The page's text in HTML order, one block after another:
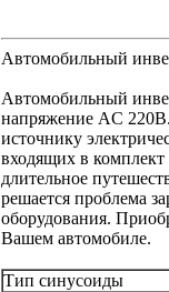
Автомобильный
Автомобильный
напряжение AC 220В.
источнику
входящих в комплект
длительное
решается проблема
оборудования.
Вашем автомобиле.
Тип синусоиды